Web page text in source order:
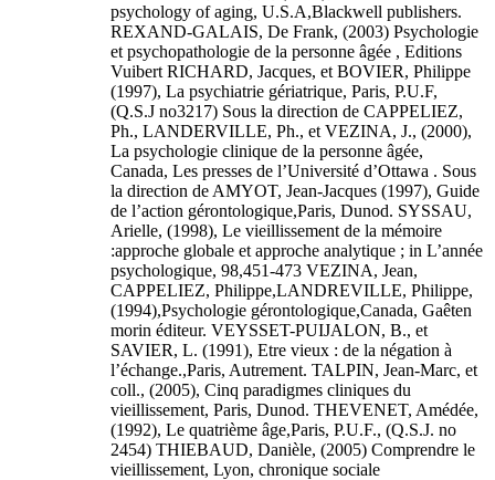
psychology of aging, U.S.A,Blackwell publishers.
REXAND-GALAIS, De Frank, (2003) Psychologie
et psychopathologie de la personne âgée , Editions
Vuibert RICHARD, Jacques, et BOVIER, Philippe
(1997), La psychiatrie gériatrique, Paris, P.U.F,
(Q.S.J no3217) Sous la direction de CAPPELIEZ,
Ph., LANDERVILLE, Ph., et VEZINA, J., (2000),
La psychologie clinique de la personne âgée,
Canada, Les presses de l’Université d’Ottawa . Sous
la direction de AMYOT, Jean-Jacques (1997), Guide
de l’action gérontologique,Paris, Dunod. SYSSAU,
Arielle, (1998), Le vieillissement de la mémoire
:approche globale et approche analytique ; in L’année
psychologique, 98,451-473 VEZINA, Jean,
CAPPELIEZ, Philippe,LANDREVILLE, Philippe,
(1994),Psychologie gérontologique,Canada, Gaêten
morin éditeur. VEYSSET-PUIJALON, B., et
SAVIER, L. (1991), Etre vieux : de la négation à
l’échange.,Paris, Autrement. TALPIN, Jean-Marc, et
coll., (2005), Cinq paradigmes cliniques du
vieillissement, Paris, Dunod. THEVENET, Amédée,
(1992), Le quatrième âge,Paris, P.U.F., (Q.S.J. no
2454) THIEBAUD, Danièle, (2005) Comprendre le
vieillissement, Lyon, chronique sociale